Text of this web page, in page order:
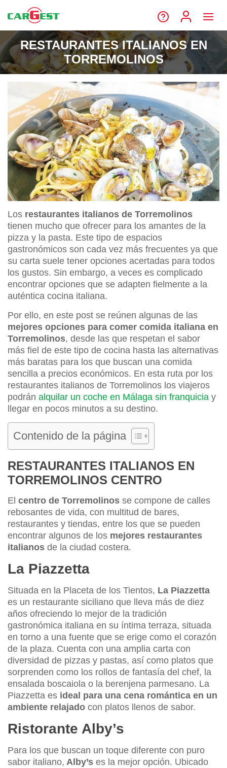
RESTAURANTES ITALIANOS EN
TORREMOLINOS
Los restaurantes italianos de Torremolinos
tienen mucho que ofrecer para los amantes de la
pizza y la pasta. Este tipo de espacios
gastronómicos son cada vez más frecuentes ya que
su carta suele tener opciones acertadas para todos
los gustos. Sin embargo, a veces es complicado
encontrar opciones que se adapten fielmente a la
auténtica cocina italiana.
Por ello, en este post se reúnen algunas de las
mejores opciones para comer comida italiana en
Torremolinos, desde las que respetan el sabor
más fiel de este tipo de cocina hasta las alternativas
más baratas para los que buscan una comida
sencilla a precios económicos. En esta ruta por los
restaurantes italianos de Torremolinos los viajeros
podrán alquilar un coche en Málaga sin franquicia y
llegar en pocos minutos a su destino.
Contenido de la página
RESTAURANTES ITALIANOS EN
TORREMOLINOS CENTRO
El centro de Torremolinos se compone de calles
rebosantes de vida, con multitud de bares,
restaurantes y tiendas, entre los que se pueden
encontrar algunos de los mejores restaurantes
italianos de la ciudad costera.
La Piazzetta
Situada en la Placeta de los Tientos, La Piazzetta
es un restaurante siciliano que lleva más de diez
años ofreciendo lo mejor de la tradición
gastronómica italiana en su íntima terraza, situada
en torno a una fuente que se erige como el corazón
de la plaza. Cuenta con una amplia carta con
diversidad de pizzas y pastas, así como platos que
sorprenden como los rollos de fantasía del chef, la
ensalada boscaiola o la berenjena parmesano. La
Piazzetta es ideal para una cena romántica en un
ambiente relajado con platos llenos de sabor.
Ristorante Alby’s
Para los que buscan un toque diferente con puro
sabor italiano, Alby’s es la mejor opción. Ubicado